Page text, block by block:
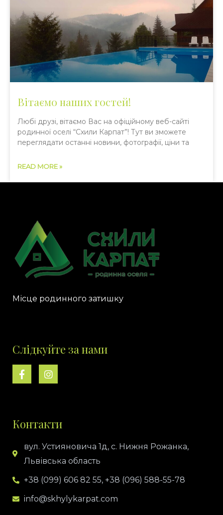
Вітаємо наших гостей!
Любі друзі, вітаємо Вас на офіційному веб-сайті
родинної оселі “Схили Карпат”! Тут ви зможете
переглядати останні новини, фотографії, ціни та
READ MORE »
Місце родинного затишку
Слідкуйте за нами
F
a
o
-
I
n
r
m
Контакти
вул. Устияновича 1д, с. Нижня Рожанка,
Львівська область
+38 (099) 606 82 55, +38 (096) 588-55-78
info@skhylykarpat.com